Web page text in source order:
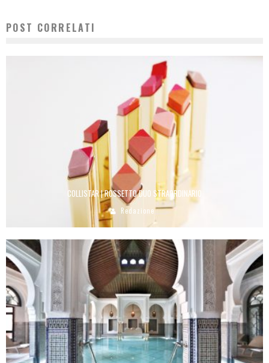
POST CORRELATI
COLLISTAR | ROSSETTO DUO STRAORDINARIO
Redazione